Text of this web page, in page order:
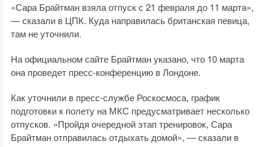
«Сара Брайтман взяла отпуск с 21 февраля до 11 марта»,
— сказали в ЦПК. Куда направилась британская певица,
там не уточнили.
На официальном сайте Брайтман указано, что 10 марта
она проведет пресс-конференцию в Лондоне.
Как уточнили в пресс-службе Роскосмоса, график
подготовки к полету на МКС предусматривает несколько
отпусков. «Пройдя очередной этап тренировок, Сара
Брайтман отправилась отдыхать домой», — сказали в